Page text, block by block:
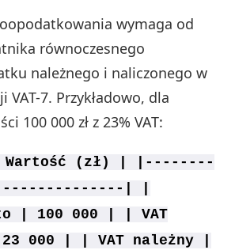
wymaga od
równoczesnego
należnego i naliczonego w
VAT-7. Przykładowo, dla
100 000 zł z 23% VAT:
Wartość (zł) | |--------
| |
| 100 000 | | VAT
000 | | VAT należny |